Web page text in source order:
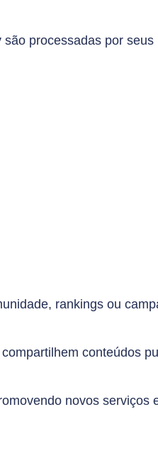
processadas por
rankings ou
conteúdos
novos serviços